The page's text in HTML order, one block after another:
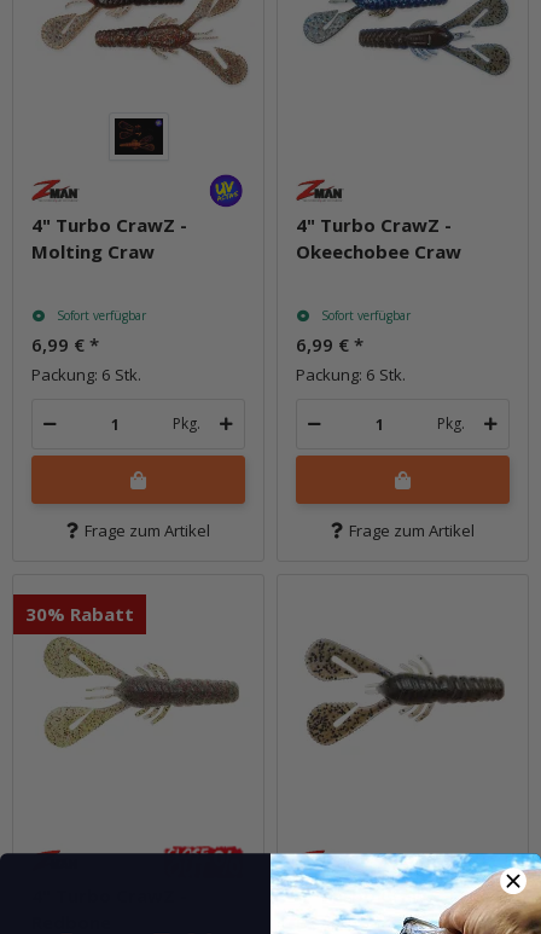
4" Turbo CrawZ -
Molting Craw
Sofort verfügbar
6,99 € *
Packung: 6 Stk.
Pkg.
Frage zum Artikel
4" Turbo CrawZ -
Okeechobee Craw
Sofort verfügbar
6,99 € *
Packung: 6 Stk.
Pkg.
Frage zum Artikel
30% Rabatt
4" Turbo CrawZ - The
Deal